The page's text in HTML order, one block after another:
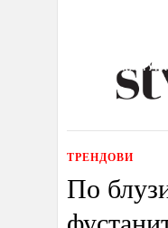
КУЛТУРА
ТРЕНДОВИ
По